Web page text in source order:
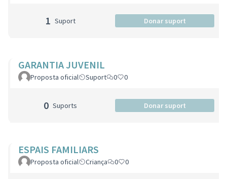
1 Suport Donar suport
GARANTIA JUVENIL
Proposta oficial Suport 0 0
0 Suports Donar suport
ESPAIS FAMILIARS
Proposta oficial Criança 0 0